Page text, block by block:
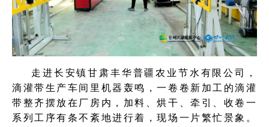
走进长安镇甘肃丰华普疆农业节水有限公司，
滴灌带生产车间里机器轰鸣，一卷卷新加工的滴灌
带整齐摆放在厂房内， 加料、烘干、牵引、收卷一
系列工序有条不紊地进行着，现场一片繁忙景象。